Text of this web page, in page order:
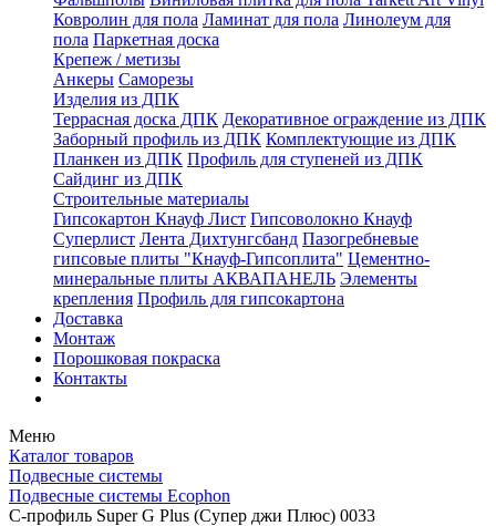
Ковролин для пола Ламинат для пола Линолеум для
пола Паркетная доска
Крепеж / метизы
Анкеры Саморезы
Изделия из ДПК
Террасная доска ДПК Декоративное ограждение из ДПК
Заборный профиль из ДПК Комплектующие из ДПК
Планкен из ДПК Профиль для ступеней из ДПК
Сайдинг из ДПК
Строительные материалы
Гипсокартон Кнауф Лист Гипсоволокно Кнауф
Суперлист Лента Дихтунгсбанд Пазогребневые
гипсовые плиты "Кнауф-Гипсоплита" Цементно-
минеральные плиты АКВАПАНЕЛЬ Элементы
крепления Профиль для гипсокартона
Доставка
Монтаж
Порошковая покраска
Контакты
Меню
Каталог товаров
Подвесные системы
Подвесные системы Ecophon
С-профиль Super G Plus (Супер джи Плюс) 0033